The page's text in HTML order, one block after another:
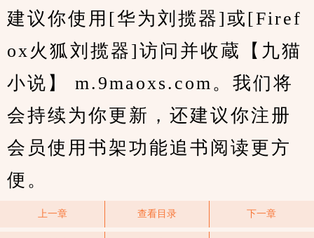
建议你使用[华为刘揽器]或[Firef
ox火狐刘揽器]访问并收蔵【九猫
小说】 m.9maoxs.com。我们将
会持续为你更新，还建议你注册
会员使用书架功能追书阅读更方
便。
上一章 查看目录 下一章